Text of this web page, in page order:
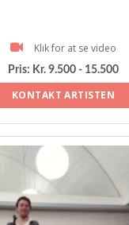
Klik for at se video
Pris: Kr. 9.500 - 15.500
KONTAKT ARTISTEN